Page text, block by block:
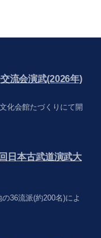
流会演武(2026年)
化会館たづくりにて開
日本古武道演武大
36流派(約200名)によ